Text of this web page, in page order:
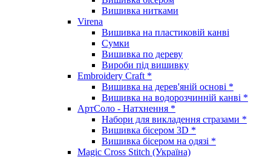
Вишивка нитками
Virena
Вишивка на пластиковій канві
Сумки
Вишивка по дереву
Вироби під вишивку
Embroidery Craft *
Вишивка на дерев'яній основі *
Вишивка на водорозчинній канві *
АртСоло - Натхнення *
Набори для викладення стразами *
Вишивка бісером 3D *
Вишивка бісером на одязі *
Magic Cross Stitch (Україна)